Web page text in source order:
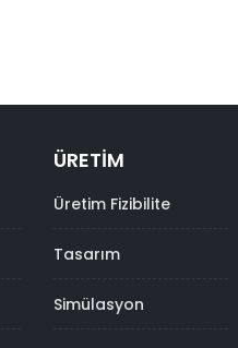
ÜRETİM
Üretim Fizibilite
Tasarım
Simülasyon